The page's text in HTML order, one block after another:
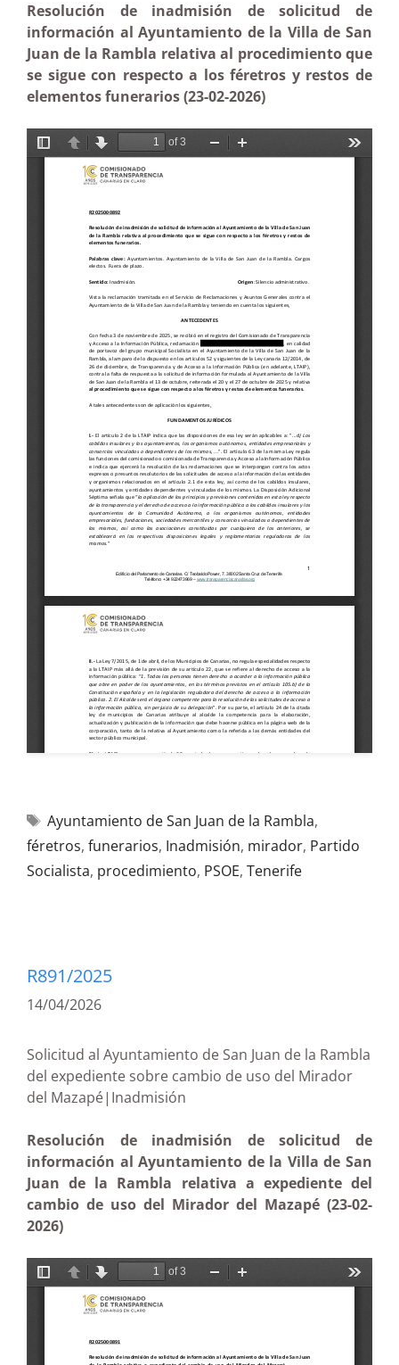
Resolución de inadmisión de solicitud de
información al Ayuntamiento de la Villa de San
Juan de la Rambla relativa al procedimiento que
se sigue con respecto a los féretros y restos de
elementos funerarios (23-02-2026)
Ayuntamiento de San Juan de la Rambla,
féretros, funerarios, Inadmisión, mirador, Partido
Socialista, procedimiento, PSOE, Tenerife
R891/2025
14/04/2026
Solicitud al Ayuntamiento de San Juan de la Rambla
del expediente sobre cambio de uso del Mirador
del Mazapé|Inadmisión
Resolución de inadmisión de solicitud de
información al Ayuntamiento de la Villa de San
Juan de la Rambla relativa a expediente del
cambio de uso del Mirador del Mazapé (23-02-
2026)